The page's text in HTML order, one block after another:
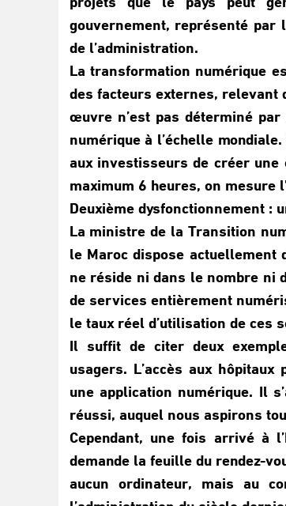
gouvernement, représenté
de l’administration.
La transformation numérique
des facteurs externes, relevant
œuvre n’est pas déterminé
numérique à l’échelle
aux investisseurs de créer
maximum 6 heures, on mesure
Deuxième dysfonctionnement :
La ministre de la Transition
le Maroc dispose
ne réside ni dans le nombre ni
de services entièrement
le taux réel d’utilisation de ces
Il suffit de citer deux
usagers. L’accès aux
une application numérique. Il
réussi, auquel nous aspirons
Cependant, une fois arrivé à
demande la feuille du rendez-
aucun ordinateur, mais au